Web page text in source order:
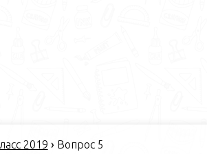
2019 › Вопрос 5